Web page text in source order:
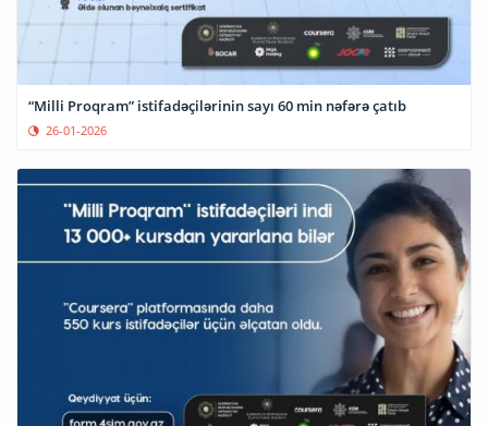
“Milli Proqram” istifadəçilərinin sayı 60 min nəfərə çatıb
26-01-2026